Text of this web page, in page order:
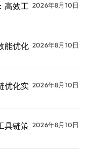
高效工 2026年8月10日
能优化 2026年8月10日
优化实 2026年8月10日
具链策 2026年8月10日